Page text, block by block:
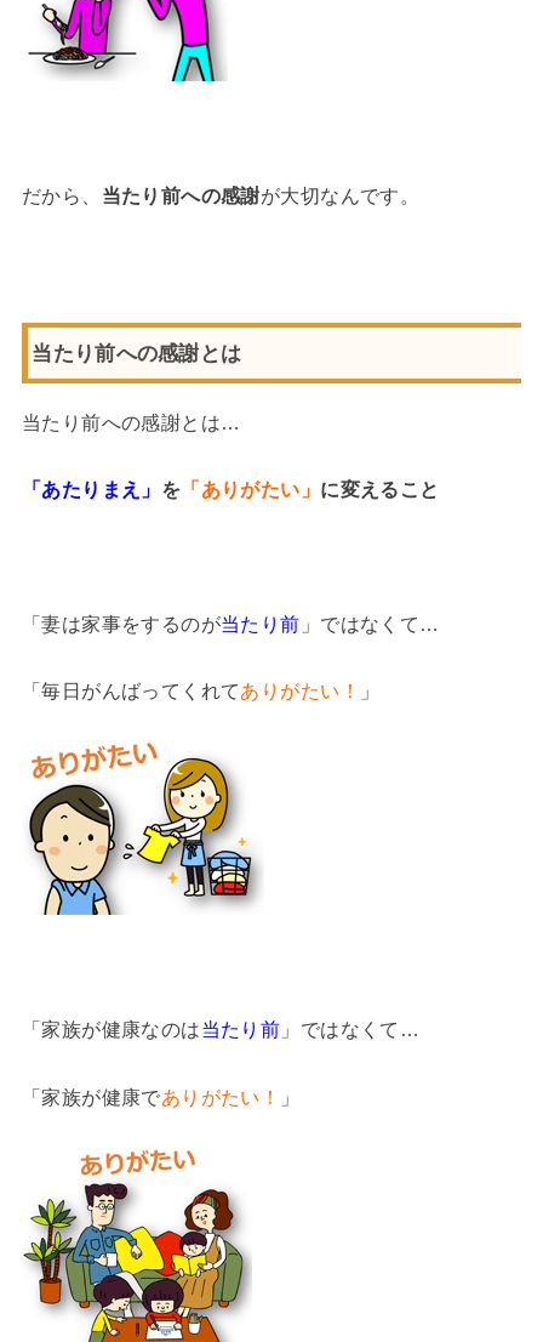
だから、 当たり前への感謝が大切なんです。
当たり前への感謝とは
当たり前への感謝とは…
「あたりまえ」 を 「ありがたい」 に変えること
「妻は家事をするのが当たり前 」ではなくて…
「毎日がんばってくれてありがたい！ 」
「家族が健康なのは当たり前 」ではなくて…
「家族が健康でありがたい！ 」